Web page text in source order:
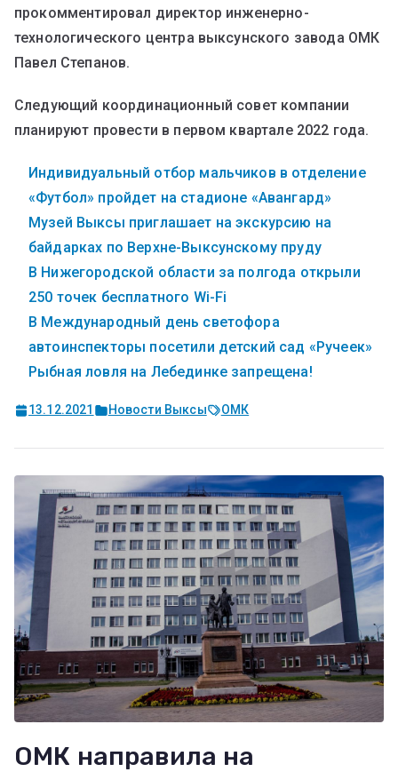
прокомментировал директор инженерно-
технологического центра выксунского завода ОМК
Павел Степанов.
Следующий координационный совет компании
планируют провести в первом квартале 2022 года.
Индивидуальный отбор мальчиков в отделение
«Футбол» пройдет на стадионе «Авангард»
Музей Выксы приглашает на экскурсию на
байдарках по Верхне-Выксунскому пруду
В Нижегородской области за полгода открыли
250 точек бесплатного Wi-Fi
В Международный день светофора
автоинспекторы посетили детский сад «Ручеек»
Рыбная ловля на Лебединке запрещена!
13.12.2021 Новости Выксы ОМК
ОМК направила на